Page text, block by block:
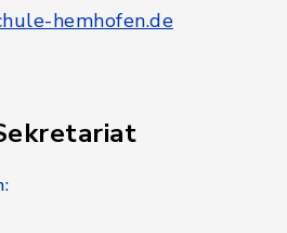
hemhofen.de